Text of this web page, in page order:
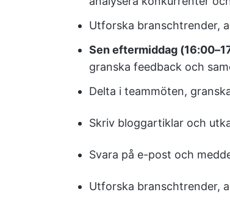
Utforska branschtrender,
Sen eftermiddag
granska feedback och
Delta i teammöten,
Skriv bloggartiklar och
Svara på e-post och
Utforska branschtrender,